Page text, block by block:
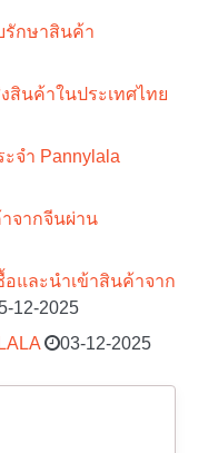
รักษาสินค้า
สินค้าในประเทศไทย
จำ Pannylala
จากจีนผ่าน
และนำเข้าสินค้าจาก
12-2025
03-12-2025